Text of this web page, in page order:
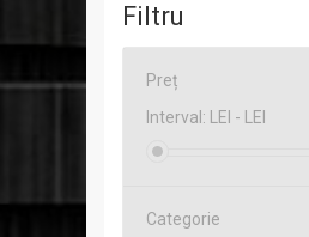
Filtru
Preț
Interval:
LEI - LEI
Categorie